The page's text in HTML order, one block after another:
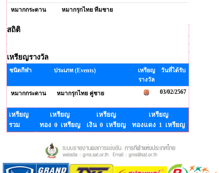
หมากกระดาน
หมากรุกไทย ทีมชาย
สถิติ
เหรียญรางวัล
ชนิดกีฬา ประเภท (Events)
เหรียญ
รางวัล
วันที่ได้รับ
หมากกระดาน หมากรุกไทย คู่ชาย 03/02/2567
เหรียญ
รวม
เหรียญ
ทอง 0 เหรียญ
เหรียญ
เงิน 0 เหรียญ
เหรียญ
ทองแดง 1 เหรียญ